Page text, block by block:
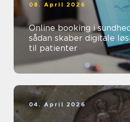
08. April 2026
Online booking i
sådan skaber digitale
til patienter
04. April 2026